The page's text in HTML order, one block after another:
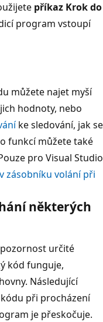
příkaz Krok do
program vstoupí
můžete najet myší
hodnoty, nebo
ke sledování, jak se
funkcí můžete také
pro Visual Studio
zásobníku volání při
některých
určité
kód funguje,
Následující
při procházení
je přeskočuje.